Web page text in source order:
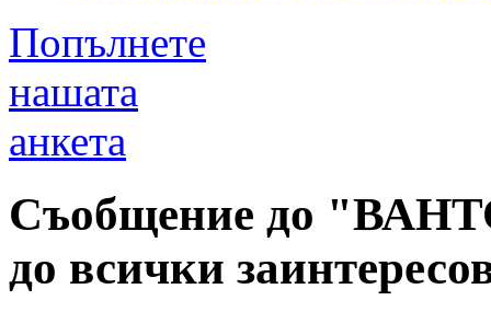
Попълнете
нашата
анкета
Съобщение до
до всички